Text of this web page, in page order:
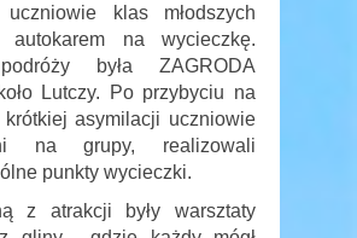
uczniowie klas młodszych
autokarem na wycieczkę.
była ZAGRODA
Lutczy. Po przybyciu na
asymilacji uczniowie
na grupy, realizowali
punkty wycieczki.
atrakcji były warsztaty